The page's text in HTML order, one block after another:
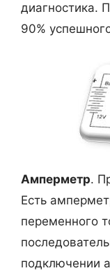
диагностика.
90%
Амперметр.
Есть
переменного
подключении